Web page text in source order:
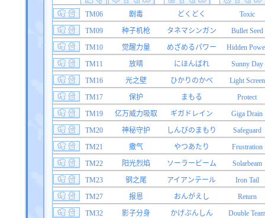
TM06 剧毒 どくどく
Toxic
TM09
种子机枪 タネマシンガン
Bullet Seed
TM10
觉醒力量 めざめるパワー
Hidden
TM11
放晴 にほんばれ
Sunny Day
TM16
光之壁 ひかりのかべ
Light Screen
TM17
保护 まもる
Protect
TM19
亿万威力吸取 ギガドレイン
Giga Drain
TM20
神秘守护 しんぴのまもり
Safeguard
TM21
撒气 やつあたり
Frustration
TM22
阳光烈焰 ソーラービーム
Solarbeam
TM23
钢之尾 アイアンテール
Iron Tail
TM27
报恩 おんがえし
Return
TM32
影子分身 かげぶんしん
Double Team